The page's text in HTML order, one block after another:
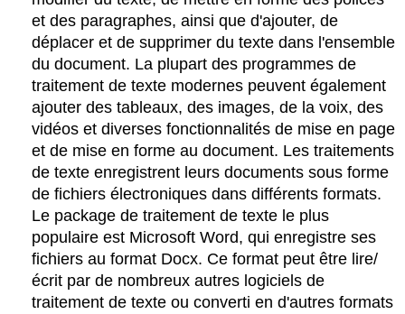
et des paragraphes, ainsi que d'ajouter, de
déplacer et de supprimer du texte dans l'ensemble
du document. La plupart des programmes de
traitement de texte modernes peuvent également
ajouter des tableaux, des images, de la voix, des
vidéos et diverses fonctionnalités de mise en page
et de mise en forme au document. Les traitements
de texte enregistrent leurs documents sous forme
de fichiers électroniques dans différents formats.
Le package de traitement de texte le plus
populaire est Microsoft Word, qui enregistre ses
fichiers au format Docx. Ce format peut être lire/
écrit par de nombreux autres logiciels de
traitement de texte ou converti en d'autres formats